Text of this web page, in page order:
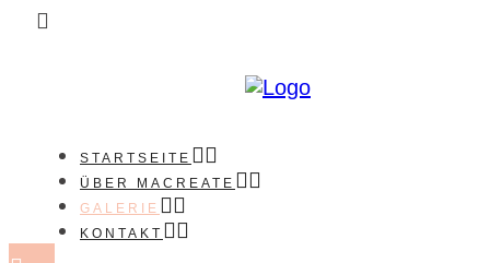
STARTSEITE
ÜBER MACREATE
GALERIE
KONTAKT